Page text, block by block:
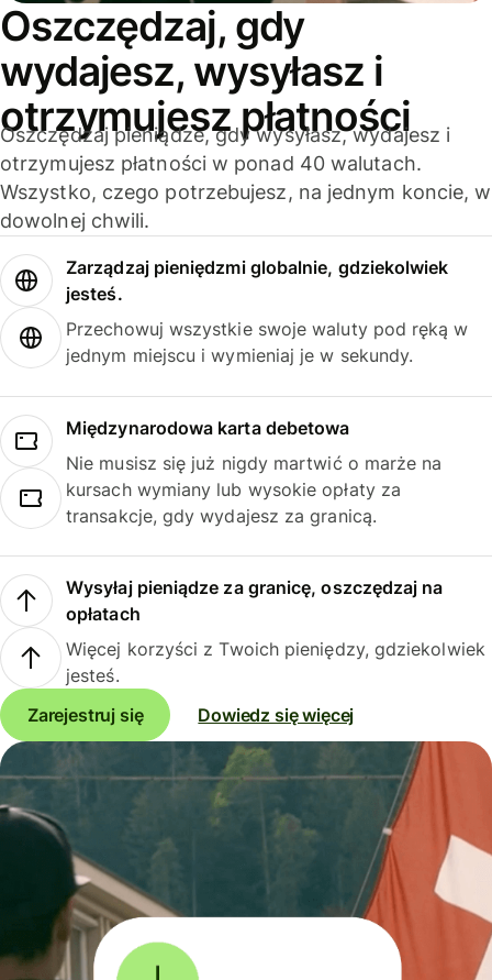
Oszczędzaj, gdy
wydajesz, wysyłasz i
otrzymujesz płatności
Oszczędzaj pieniądze, gdy wysyłasz, wydajesz i
otrzymujesz płatności w ponad 40 walutach.
Wszystko, czego potrzebujesz, na jednym koncie, w
dowolnej chwili.
Zarządzaj pieniędzmi globalnie, gdziekolwiek
jesteś.
Przechowuj wszystkie swoje waluty pod ręką w
jednym miejscu i wymieniaj je w sekundy.
Międzynarodowa karta debetowa
Nie musisz się już nigdy martwić o marże na
kursach wymiany lub wysokie opłaty za
transakcje, gdy wydajesz za granicą.
Wysyłaj pieniądze za granicę, oszczędzaj na
opłatach
Więcej korzyści z Twoich pieniędzy, gdziekolwiek
jesteś.
Zarejestruj się
Dowiedz się więcej